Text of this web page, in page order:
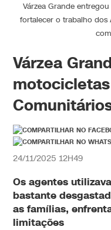
Várzea Grande
fortalecer o trabalho dos
Várzea
24/11/2025 12H49
Os agentes
bastante
as famílias,
limitações